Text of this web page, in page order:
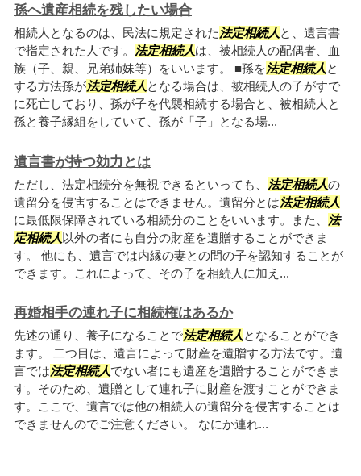
孫へ遺産相続を残したい場合
相続人となるのは、民法に規定された 法定相続人 と、遺言書
で指定された人です。
法定相続人は、被相続人の配偶者、血
族（子、親、兄弟姉妹等）をいいます。 ■孫を法定相続人 と
する方法孫が法定相続人 となる場合は、被相続人の子がすで
に死亡しており、孫が子を代襲相続する場合と、被相続人と
孫と養子縁組をしていて、孫が「子」となる場...
遺言書が持つ効力とは
ただし、法定相続分を無視できるといっても、 法定相続人の
遺留分を侵害することはできません。遺留分とは法定相続人
に最低限保障されている相続分のことをいいます。また、
法
定相続人 以外の者にも自分の財産を遺贈することができま
す。 他にも、遺言では内縁の妻との間の子を認知することが
できます。これによって、その子を相続人に加え...
再婚相手の連れ子に相続権はあるか
先述の通り、養子になることで法定相続人 となることができ
ます。 二つ目は、遺言によって財産を遺贈する方法です。遺
言では法定相続人でない者にも遺産を遺贈することができま
す。そのため、遺贈として連れ子に財産を渡すことができま
す。ここで、遺言では他の相続人の遺留分を侵害することは
できませんのでご注意ください。 なにか連れ...